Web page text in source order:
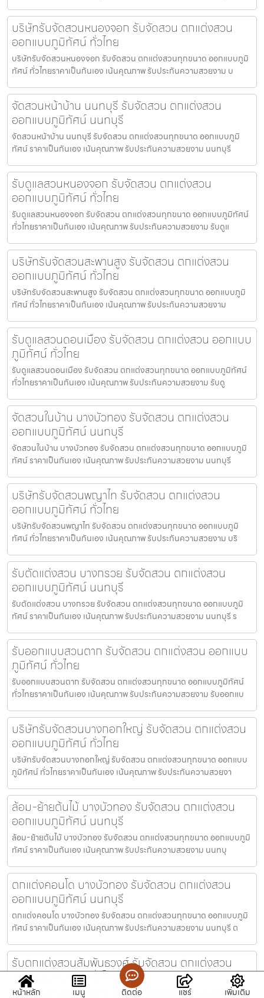
บริษัทรับจัดสวนหนองจอก รับจัดสวน ตกแต่งสวน
ออกแบบภูมิทัศน์ ทั่วไทย
บริษัทรับจัดสวนหนองจอก รับจัดสวน ตกแต่งสวนทุกขนาด ออกแบบภูมิ
ทัศน์ ทั่วไทยราคาเป็นกันเอง เน้นคุณภาพ รับประกันความสวยงาม บ
จัดสวนหน้าบ้าน นนทบุรี รับจัดสวน ตกแต่งสวน
ออกแบบภูมิทัศน์ นนทบุรี
จัดสวนหน้าบ้าน นนทบุรี รับจัดสวน ตกแต่งสวนทุกขนาด ออกแบบภูมิ
ทัศน์ ราคาเป็นกันเอง เน้นคุณภาพ รับประกันความสวยงาม นนทบุรี
รับดูแลสวนหนองจอก รับจัดสวน ตกแต่งสวน
ออกแบบภูมิทัศน์ ทั่วไทย
รับดูแลสวนหนองจอก รับจัดสวน ตกแต่งสวนทุกขนาด ออกแบบภูมิทัศน์
ทั่วไทยราคาเป็นกันเอง เน้นคุณภาพ รับประกันความสวยงาม รับดูแ
บริษัทรับจัดสวนสะพานสูง รับจัดสวน ตกแต่งสวน
ออกแบบภูมิทัศน์ ทั่วไทย
บริษัทรับจัดสวนสะพานสูง รับจัดสวน ตกแต่งสวนทุกขนาด ออกแบบภูมิ
ทัศน์ ทั่วไทยราคาเป็นกันเอง เน้นคุณภาพ รับประกันความสวยงาม
รับดูแลสวนดอนเมือง รับจัดสวน ตกแต่งสวน ออกแบบ
ภูมิทัศน์ ทั่วไทย
รับดูแลสวนดอนเมือง รับจัดสวน ตกแต่งสวนทุกขนาด ออกแบบภูมิทัศน์
ทั่วไทยราคาเป็นกันเอง เน้นคุณภาพ รับประกันความสวยงาม รับดู
จัดสวนในบ้าน บางบัวทอง รับจัดสวน ตกแต่งสวน
ออกแบบภูมิทัศน์ นนทบุรี
จัดสวนในบ้าน บางบัวทอง รับจัดสวน ตกแต่งสวนทุกขนาด ออกแบบภูมิ
ทัศน์ ราคาเป็นกันเอง เน้นคุณภาพ รับประกันความสวยงาม นนทบุรี
บริษัทรับจัดสวนพญาไท รับจัดสวน ตกแต่งสวน
ออกแบบภูมิทัศน์ ทั่วไทย
บริษัทรับจัดสวนพญาไท รับจัดสวน ตกแต่งสวนทุกขนาด ออกแบบภูมิ
ทัศน์ ทั่วไทยราคาเป็นกันเอง เน้นคุณภาพ รับประกันความสวยงาม บริ
รับตัดแต่งสวน บางกรวย รับจัดสวน ตกแต่งสวน
ออกแบบภูมิทัศน์ นนทบุรี
รับตัดแต่งสวน บางกรวย รับจัดสวน ตกแต่งสวนทุกขนาด ออกแบบภูมิ
ทัศน์ ราคาเป็นกันเอง เน้นคุณภาพ รับประกันความสวยงาม นนทบุรี ร
รับออกแบบสวนตาก รับจัดสวน ตกแต่งสวน ออกแบบ
ภูมิทัศน์ ทั่วไทย
รับออกแบบสวนตาก รับจัดสวน ตกแต่งสวนทุกขนาด ออกแบบภูมิทัศน์
ทั่วไทยราคาเป็นกันเอง เน้นคุณภาพ รับประกันความสวยงาม รับออกแบ
บริษัทรับจัดสวนบางกอกใหญ่ รับจัดสวน ตกแต่งสวน
ออกแบบภูมิทัศน์ ทั่วไทย
บริษัทรับจัดสวนบางกอกใหญ่ รับจัดสวน ตกแต่งสวนทุกขนาด ออกแบบ
ภูมิทัศน์ ทั่วไทยราคาเป็นกันเอง เน้นคุณภาพ รับประกันความสวยงา
ล้อม-ย้ายต้นไม้ บางบัวทอง รับจัดสวน ตกแต่งสวน
ออกแบบภูมิทัศน์ นนทบุรี
ล้อม-ย้ายต้นไม้ บางบัวทอง รับจัดสวน ตกแต่งสวนทุกขนาด ออกแบบภูมิ
ทัศน์ ราคาเป็นกันเอง เน้นคุณภาพ รับประกันความสวยงาม นนทบุ
ตกแต่งคอนโด บางบัวทอง รับจัดสวน ตกแต่งสวน
ออกแบบภูมิทัศน์ นนทบุรี
ตกแต่งคอนโด บางบัวทอง รับจัดสวน ตกแต่งสวนทุกขนาด ออกแบบภูมิ
ทัศน์ ราคาเป็นกันเอง เน้นคุณภาพ รับประกันความสวยงาม นนทบุรี ต
รับตกแต่งสวนสัมพันธวงศ์ รับจัดสวน ตกแต่งสวน
ออกแบบภูมิทัศน์ ทั่วไทย
รับตกแต่งสวนสัมพันธวงศ์ รับจัดสวน ตกแต่งสวนทุกขนาด ออกแบบภูมิ
หน้าหลัก เมนู ติดต่อ แชร์ เพิ่มเติม